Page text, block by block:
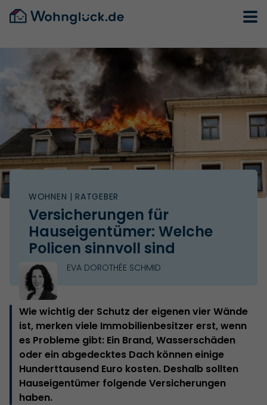
WOHNEN | RATGEBER
Versicherungen für
Hauseigentümer: Welche
Policen sinnvoll sind
EVA DOROTHÉE SCHMID
Wie wichtig der Schutz der eigenen vier Wände
ist, merken viele Immobilienbesitzer erst, wenn
es Probleme gibt: Ein Brand, Wasserschäden
oder ein abgedecktes Dach können einige
Hunderttausend Euro kosten. Deshalb sollten
Hauseigentümer folgende Versicherungen
haben.